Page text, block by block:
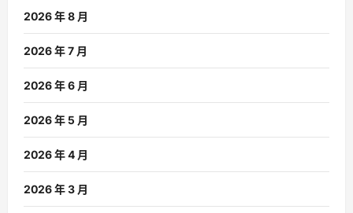
2026 年 8 月
2026 年 7 月
2026 年 6 月
2026 年 5 月
2026 年 4 月
2026 年 3 月